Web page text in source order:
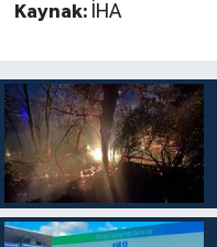
Kaynak: İHA